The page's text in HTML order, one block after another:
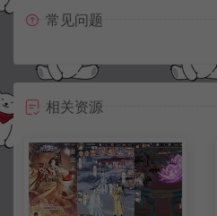
常见问题
相关资源